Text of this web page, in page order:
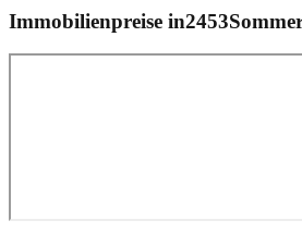
Immobilienpreise in2453